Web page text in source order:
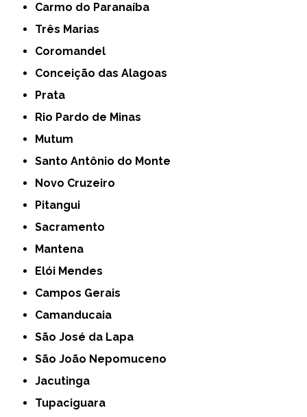
Carmo do Paranaíba
Três Marias
Coromandel
Conceição das Alagoas
Prata
Rio Pardo de Minas
Mutum
Santo Antônio do Monte
Novo Cruzeiro
Pitangui
Sacramento
Mantena
Elói Mendes
Campos Gerais
Camanducaia
São José da Lapa
São João Nepomuceno
Jacutinga
Tupaciguara